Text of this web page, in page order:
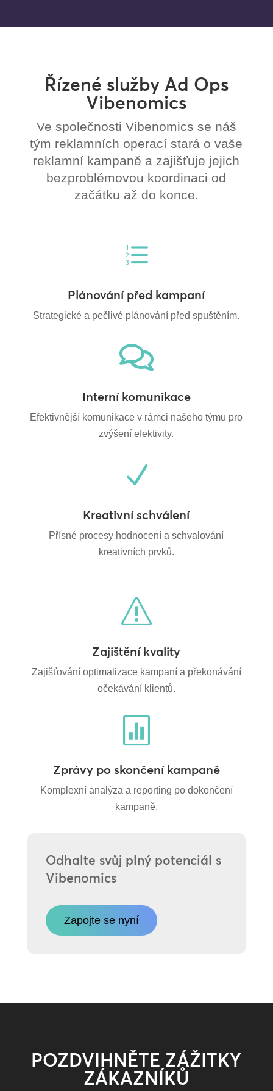
Řízené služby Ad Ops
Vibenomics
Ve společnosti Vibenomics se náš
tým reklamních operací stará o vaše
reklamní kampaně a zajišťuje jejich
bezproblémovou koordinaci od
začátku až do konce.
e
Plánování před kampaní
Strategické a pečlivé plánování před spuštěním.

Interní komunikace
Efektivnější komunikace v rámci našeho týmu pro
zvýšení efektivity.
N
Kreativní schválení
Přísné procesy hodnocení a schvalování
kreativních prvků.
s
Zajištění kvality
Zajišťování optimalizace kampaní a překonávání
očekávání klientů.

Zprávy po skončení kampaně
Komplexní analýza a reporting po dokončení
kampaně.
Odhalte svůj plný potenciál s
Vibenomics
Zapojte se nyní
POZDVIHNĚTE ZÁŽITKY
ZÁKAZNÍKŮ